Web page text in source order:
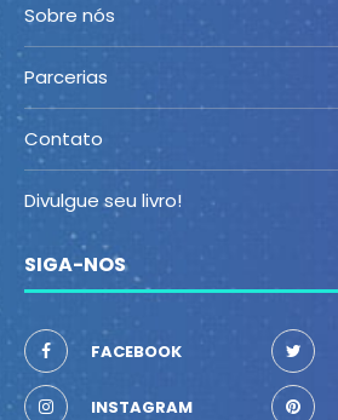
Sobre nós
Parcerias
Contato
Divulgue seu livro!
SIGA-NOS
FACEBOOK
INSTAGRAM